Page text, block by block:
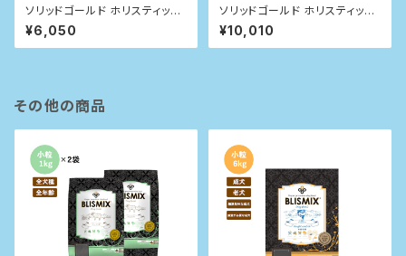
ソリッドゴールド ホリスティック
ブレンド 3kg
¥6,050
ソリッドゴールド ホリスティック
ブレンド 6kg
¥10,010
その他の商品